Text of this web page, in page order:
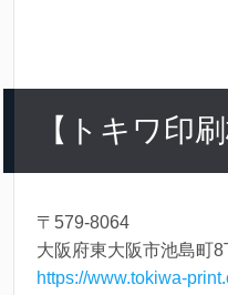
【トキワ印
〒579-8064
大阪府東大阪市池島町
https://www.tokiwa-